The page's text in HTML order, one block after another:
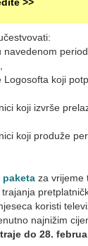
>>
navedenom
Logosofta koji
koji izvrše
koji produže
paketa za vrijeme
koristi
najnižim
do 28.